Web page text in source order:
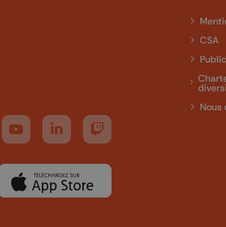
nous sur TikTok
Suivez-nous sur YouTube
Suivez-nous sur LinkedIn
Suivez-nous sur Twitch
CSA
Nous